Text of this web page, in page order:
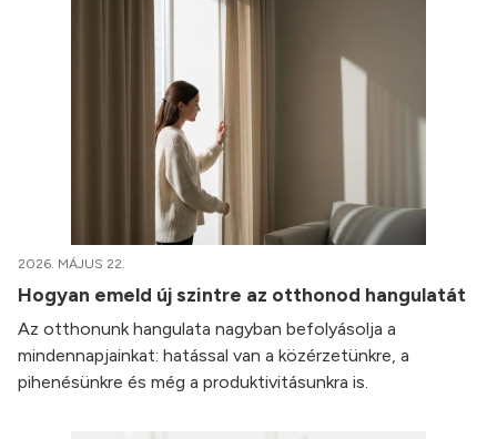
2026. MÁJUS 22.
Hogyan emeld új szintre az otthonod hangulatát
Az otthonunk hangulata nagyban befolyásolja a
mindennapjainkat: hatással van a közérzetünkre, a
pihenésünkre és még a produktivitásunkra is.